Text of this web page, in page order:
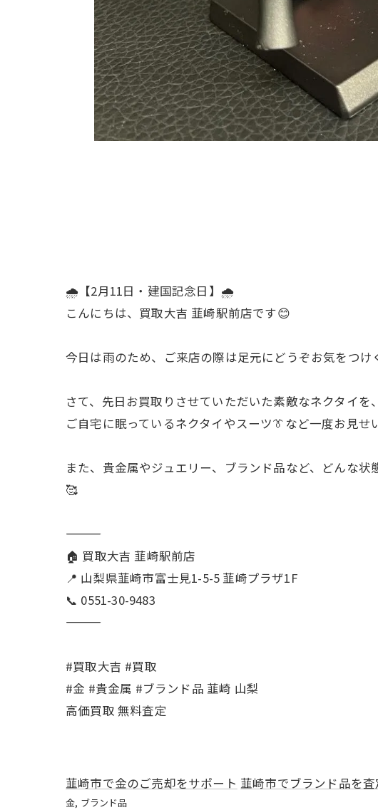
🌧️【2月11日・建国記念日】🌧️
こんにちは、買取大吉 韮崎駅前店です😊
今日は雨のため、ご来店の際は足元にどうぞお気をつ
さて、先日お買取りさせていただいた素敵なネクタイを
ご自宅に眠っているネクタイやスーツ👔など一度お見
また、貴金属やジュエリー、ブランド品など、どんな
🥰
🏠 買取大吉 韮崎駅前店
📍 山梨県韮崎市富士見1-5-5 韮崎プラザ1F
📞 0551-30-9483
#買取大吉 #買取
#金 #貴金属 #ブランド品 韮崎 山梨
高価買取 無料査定
韮崎市で金のご売却をサポート 韮崎市でブランド品を査
金 ブランド品